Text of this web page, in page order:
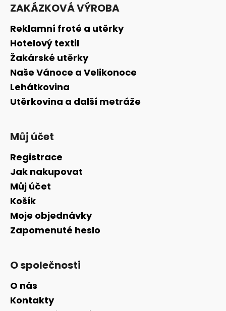
ZAKÁZKOVÁ VÝROBA
Reklamní froté a utěrky
Hotelový textil
Žakárské utěrky
Naše Vánoce a Velikonoce
Lehátkovina
Utěrkovina a další metráže
Můj účet
Registrace
Jak nakupovat
Můj účet
Košík
Moje objednávky
Zapomenuté heslo
O společnosti
O nás
Kontakty